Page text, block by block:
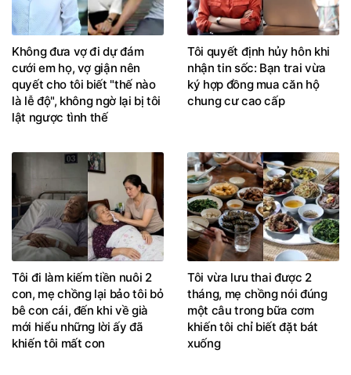
Không đưa vợ đi dự đám
cưới em họ, vợ giận nên
quyết cho tôi biết "thế nào
là lễ độ", không ngờ lại bị tôi
lật ngược tình thế
Tôi quyết định hủy hôn khi
nhận tin sốc: Bạn trai vừa
ký hợp đồng mua căn hộ
chung cư cao cấp
Tôi đi làm kiếm tiền nuôi 2
con, mẹ chồng lại bảo tôi bỏ
bê con cái, đến khi về già
mới hiểu những lời ấy đã
khiến tôi mất con
Tôi vừa lưu thai được 2
tháng, mẹ chồng nói đúng
một câu trong bữa cơm
khiến tôi chỉ biết đặt bát
xuống